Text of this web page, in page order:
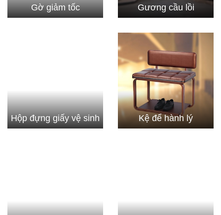
Gờ giảm tốc Gương cầu lồi
Hộp đựng giấy vệ sinh Kệ để hành lý